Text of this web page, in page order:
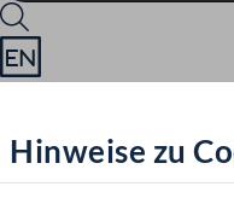
Hilfe
Benutzer
Hinweise zu